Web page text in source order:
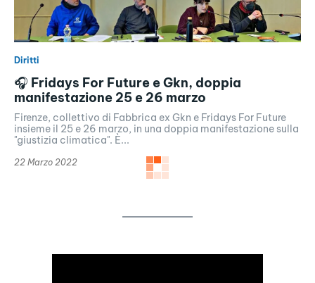
Diritti
🎧 Fridays For Future e Gkn, doppia
manifestazione 25 e 26 marzo
Firenze, collettivo di Fabbrica ex Gkn e Fridays For Future
insieme il 25 e 26 marzo, in una doppia manifestazione sulla
"giustizia climatica". È...
22 Marzo 2022